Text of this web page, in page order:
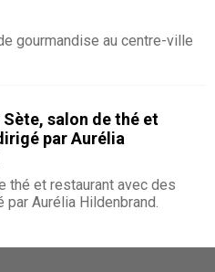
gourmandise au centre-ville
salon de thé et
par Aurélia
thé et restaurant avec des
Aurélia Hildenbrand.